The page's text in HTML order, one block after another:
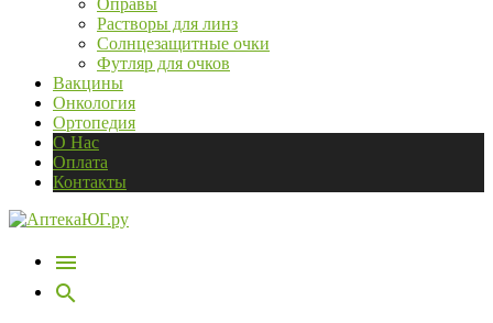
Оправы
Растворы для линз
Солнцезащитные очки
Футляр для очков
Вакцины
Онкология
Ортопедия
О Нас
Оплата
Контакты